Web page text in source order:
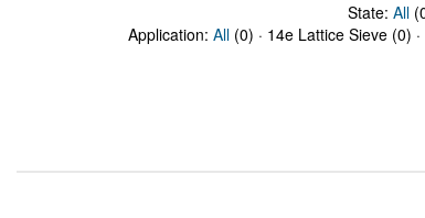
State: All
Application: All (0) · 14e Lattice Sieve (0) ·